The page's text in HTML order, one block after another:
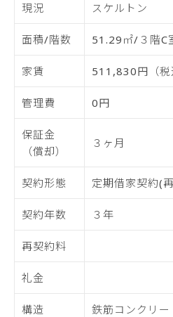
現況 スケルトン
面積/階数 51.29㎡/３階C
家賃 511,830円（税
管理費 0円
保証金
（償却）
３ヶ月
契約形態 定期借家契約(
契約年数 ３年
再契約料
礼金
構造 鉄筋コンクリ